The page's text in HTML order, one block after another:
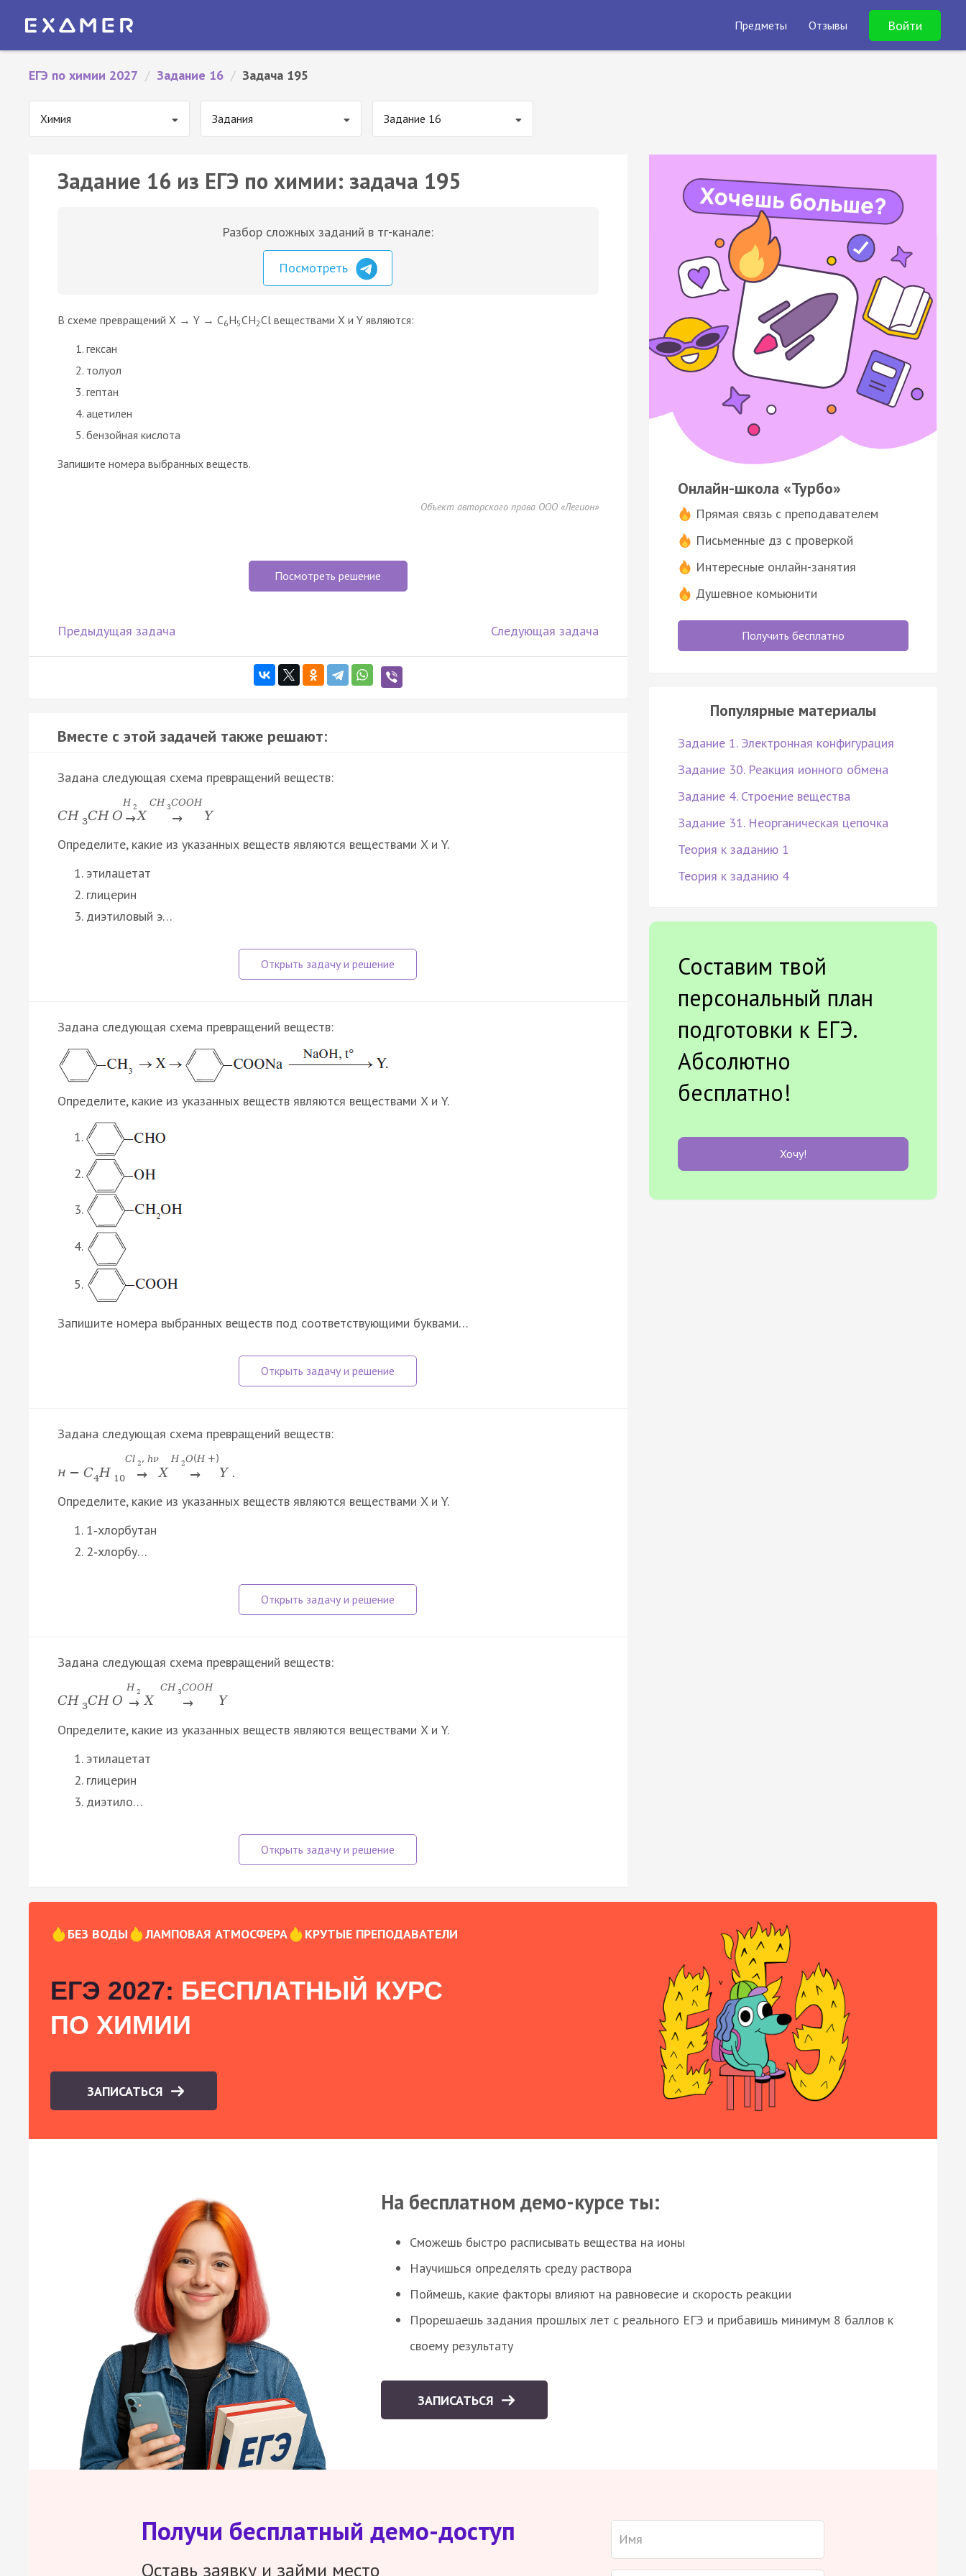
Предметы Отзывы Войти
ЕГЭ по химии 2027 / Задание 16 / Задача 195
Химия Задания Задание 16
Задание 16 из ЕГЭ по химии: задача 195
Разбор сложных заданий в тг-канале:
Посмотреть
В схеме превращений X → Y → C6H5CH2Cl веществами Х и Y являются:
гексан
толуол
гептан
ацетилен
бензойная кислота
Запишите номера выбранных веществ.
Объект авторского права ООО «Легион»
Посмотреть решение
Предыдущая задача Следующая задача
Вместе с этой задачей также решают:
Задана следующая схема превращений веществ:
CH 3CH O
H 2
→X
CH 3COOH
→ Y
Определите, какие из указанных веществ являются веществами X и Y.
этилацетат
глицерин
диэтиловый э…
Задана следующая схема превращений веществ:
Определите, какие из указанных веществ являются веществами X и Y.
Запишите номера выбранных веществ под соответствующими буквами…
Задана следующая схема превращений веществ:
н − C4H 10
Cl 2 , hν
→ X
H 2O(H +)
→ Y .
Определите, какие из указанных веществ являются веществами X и Y.
1‑хлорбутан
2‑хлорбу…
Задана следующая схема превращений веществ:
CH 3CH O
H 2
→ X
CH 3COOH
→ Y
Определите, какие из указанных веществ являются веществами X и Y.
этилацетат
глицерин
диэтило…
Онлайн-школа «Турбо»
Прямая связь с преподавателем
Письменные дз с проверкой
Интересные онлайн-занятия
Душевное комьюнити
Получить бесплатно
Популярные материалы
Задание 1. Электронная конфигурация
Задание 30. Реакция ионного обмена
Задание 4. Строение вещества
Задание 31. Неорганическая цепочка
Теория к заданию 1
Теория к заданию 4
Составим твой
персональный план
подготовки к ЕГЭ.
Абсолютно
бесплатно!
Хочу!
БЕЗ ВОДЫ ЛАМПОВАЯ АТМОСФЕРА КРУТЫЕ ПРЕПОДАВАТЕЛИ
ЕГЭ 2027: БЕСПЛАТНЫЙ КУРС
ПО ХИМИИ
ЗАПИСАТЬСЯ
На бесплатном демо-курсе ты:
Сможешь быстро расписывать вещества на ионы
Научишься определять среду раствора
Поймешь, какие факторы влияют на равновесие и скорость реакции
Прорешаешь задания прошлых лет с реального ЕГЭ и прибавишь минимум 8 баллов к
своему результату
ЗАПИСАТЬСЯ
Получи бесплатный демо-доступ
Оставь заявку и займи место